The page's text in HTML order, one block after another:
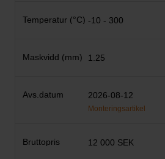
-10 - 300
1.25
2026-08-12
Monteringsartikel
12 000 SEK